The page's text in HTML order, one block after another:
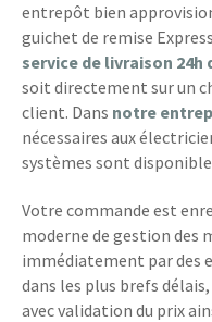
entrepôt bien
guichet de remise
service de livraison
soit directement sur un
client. Dans notre
nécessaires aux
systèmes sont
Votre commande est
moderne de gestion des
immédiatement par des
dans les plus brefs
avec validation du prix